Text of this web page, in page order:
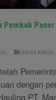
Pemkab
Berita Kaltim
dengan
PT.